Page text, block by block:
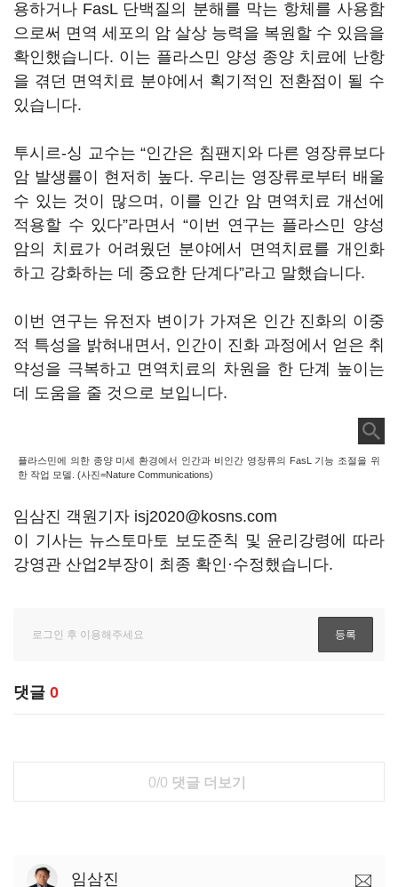
용하거나 FasL 단백질의 분해를 막는 항체를 사용함
으로써 면역 세포의 암 살상 능력을 복원할 수 있음을
확인했습니다. 이는 플라스민 양성 종양 치료에 난항
을 겪던 면역치료 분야에서 획기적인 전환점이 될 수
있습니다.
투시르-싱 교수는 “인간은 침팬지와 다른 영장류보다
암 발생률이 현저히 높다. 우리는 영장류로부터 배울
수 있는 것이 많으며, 이를 인간 암 면역치료 개선에
적용할 수 있다”라면서 “이번 연구는 플라스민 양성
암의 치료가 어려웠던 분야에서 면역치료를 개인화
하고 강화하는 데 중요한 단계다”라고 말했습니다.
이번 연구는 유전자 변이가 가져온 인간 진화의 이중
적 특성을 밝혀내면서, 인간이 진화 과정에서 얻은 취
약성을 극복하고 면역치료의 차원을 한 단계 높이는
데 도움을 줄 것으로 보입니다.
플라스민에 의한 종양 미세 환경에서 인간과 비인간 영장류의 FasL 기능 조절을 위
한 작업 모델. (사진=Nature Communications)
임삼진 객원기자 isj2020@kosns.com
이 기사는 뉴스토마토 보도준칙 및 윤리강령에 따라
강영관 산업2부장이 최종 확인·수정했습니다.
댓글 0
0/0 댓글 더보기
임삼진